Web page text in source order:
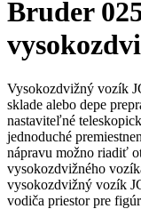
Bruder
Vysokozdvižný vozík
sklade alebo depe
nastaviteľné
jednoduché
nápravu možno riadiť
vysokozdvižného
vysokozdvižný vozík
vodiča priestor pre